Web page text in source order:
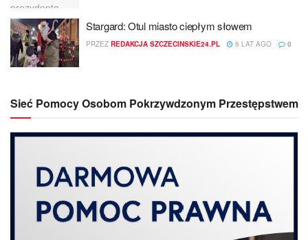
Stargard: Otul miasto ciepłym słowem
PRZEZ REDAKCJA SZCZECINSKIE24.PL 6 LAT AGO 0
Sieć Pomocy Osobom Pokrzywdzonym Przestępstwem